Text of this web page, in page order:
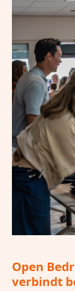
Open
verbindt